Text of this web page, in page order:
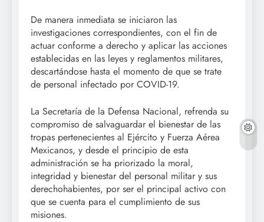
De manera inmediata se iniciaron las
investigaciones correspondientes, con el fin de
actuar conforme a derecho y aplicar las acciones
establecidas en las leyes y reglamentos militares,
descartándose hasta el momento de que se trate
de personal infectado por COVID-19.
La Secretaría de la Defensa Nacional, refrenda su
compromiso de salvaguardar el bienestar de las
tropas pertenecientes al Ejército y Fuerza Aérea
Mexicanos, y desde el principio de esta
administración se ha priorizado la moral,
integridad y bienestar del personal militar y sus
derechohabientes, por ser el principal activo con
que se cuenta para el cumplimiento de sus
misiones.